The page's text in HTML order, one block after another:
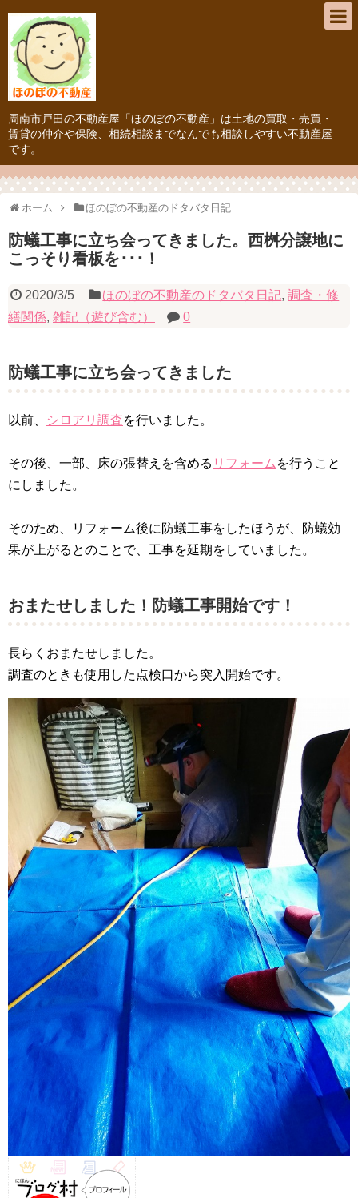
周南市戸田の不動産屋「ほのぼの不動産」は土地の買取・売買・
賃貸の仲介や保険、相続相談までなんでも相談しやすい不動産屋
です。
ホーム ほのぼの不動産のドタバタ日記
防蟻工事に立ち会ってきました。西桝分譲地に
こっそり看板を･･･！
2020/3/5 ほのぼの不動産のドタバタ日記,調査・修
繕関係, 雑記（遊び含む） 0
防蟻工事に立ち会ってきました
以前、 シロアリ調査を行いました。
その後、一部、床の張替えを含める リフォーム を行うこと
にしました。
そのため、リフォーム後に防蟻工事をしたほうが、防蟻効
果が上がるとのことで、工事を延期をしていました。
おまたせしました！防蟻工事開始です！
長らくおまたせしました。
調査のときも使用した点検口から突入開始です。